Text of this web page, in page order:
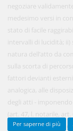
negoziare
medesimo versi in
stato di facile
intervalli di lucidità;
natura dell’atto da
sulla scorta di
fattori devianti
analogica, alle
degli atti -
(art. 47, l. notarile,
civile che
Per saperne di più